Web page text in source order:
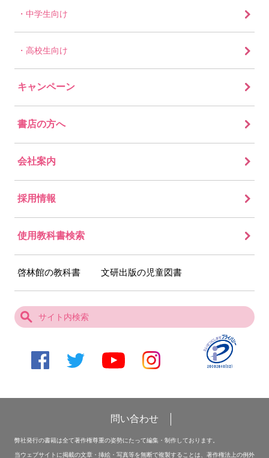
中学生向け
高校生向け
キャンペーン
書店の方へ
会社案内
採用情報
使用教科書検索
啓林館の教科書 文研出版の児童図書
問い合わせ
弊社発行の書籍は全て著作権尊重の姿勢にたって編集・制作しております。
当ウェブサイトに掲載の文章・挿絵・写真等を無断で複製することは、著作権法上の例外